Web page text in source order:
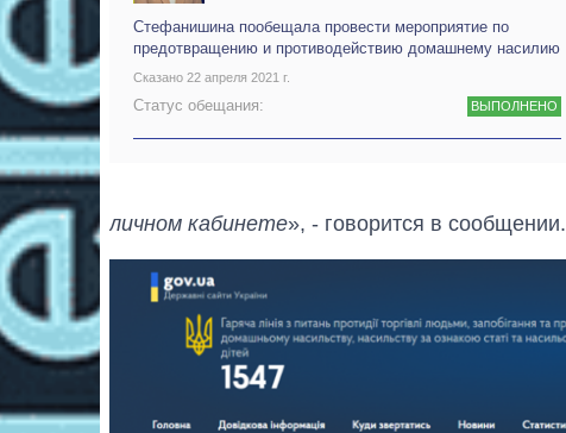
Стефанишина пообещала провести мероприятие по
предотвращению и противодействию домашнему насилию
Сказано 22 апреля 2021 г.
Статус обещания: ВЫПОЛНЕНО
личном кабинете», - говорится в сообщении.